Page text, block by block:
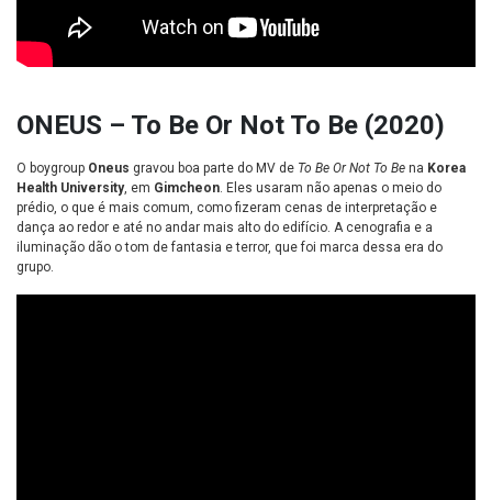
ONEUS – To Be Or Not To Be (2020)
O boygroup Oneus gravou boa parte do MV de To Be Or Not To Be na Korea
Health University, em Gimcheon. Eles usaram não apenas o meio do
prédio, o que é mais comum, como fizeram cenas de interpretação e
dança ao redor e até no andar mais alto do edifício. A cenografia e a
iluminação dão o tom de fantasia e terror, que foi marca dessa era do
grupo.